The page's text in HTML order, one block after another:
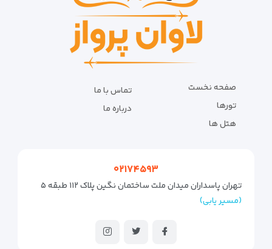
صفحه نخست
تورها
هتل ها
تماس با ما
درباره ما
۰۲۱۷۴۵۹۳
تهران پاسداران میدان ملت ساختمان نگین پلاک ۱۱۲ طبقه ۵
(مسیر یابی)